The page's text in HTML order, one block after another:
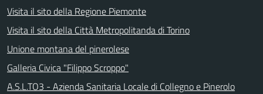
Visita il sito della Regione Piemonte
Visita il sito della Città Metropolitanda di Torino
Unione montana del pinerolese
Galleria Civica "Filippo Scroppo"
A.S.L.TO3 - Azienda Sanitaria Locale di Collegno e Pinerolo